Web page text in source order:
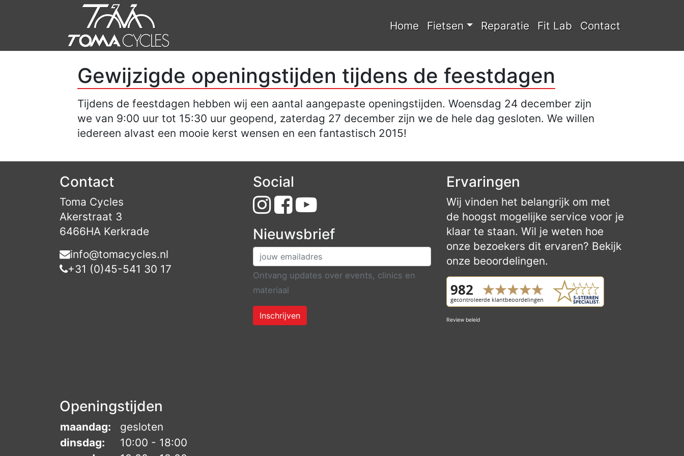
Home Fietsen Reparatie Fit Lab Contact
Gewijzigde openingstijden tijdens de feestdagen
Tijdens de feestdagen hebben wij een aantal aangepaste openingstijden. Woensdag 24 december zijn
we van 9:00 uur tot 15:30 uur geopend, zaterdag 27 december zijn we de hele dag gesloten. We willen
iedereen alvast een mooie kerst wensen en een fantastisch 2015!
Contact
Toma Cycles
Akerstraat 3
6466HA Kerkrade
info@tomacycles.nl
+31 (0)45-541 30 17
Openingstijden
maandag:
gesloten
dinsdag:
10:00 - 18:00
Social
Nieuwsbrief
Ontvang updates over events, clinics en
materiaal
Inschrijven
Ervaringen
Wij vinden het belangrijk om met
de hoogst mogelijke service voor je
klaar te staan. Wil je weten hoe
onze bezoekers dit ervaren? Bekijk
onze beoordelingen.
Review beleid